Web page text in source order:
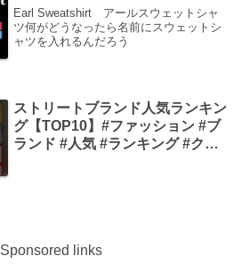
Earl Sweatshirt アールスウェットシャ
ツ何がどうなったら名前にスウェットシ
ャツを入れるんだろう
ストリートブランド人気ランキン
グ【TOP10】#ファッション #ブ
ランド #人気 #ランキング #クイ
Sponsored links